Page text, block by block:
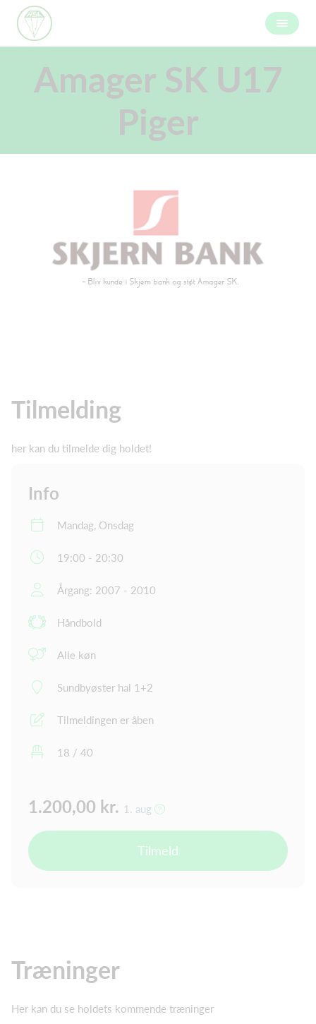
Amager SK U17
Piger
Tilmelding
her kan du tilmelde dig holdet!
Info
Mandag, Onsdag
19:00 - 20:30
Årgang: 2007 - 2010
Håndbold
Alle køn
Sundbyøster hal 1+2
Tilmeldingen er åben
18 / 40
1.200,00 kr. 1. aug
Tilmeld
Træninger
Her kan du se holdets kommende træninger